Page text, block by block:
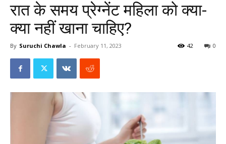
रात के समय प्रेग्नेंट महिला को क्या-
क्या नहीं खाना चाहिए?
By Suruchi Chawla - February 11, 2023 0
42